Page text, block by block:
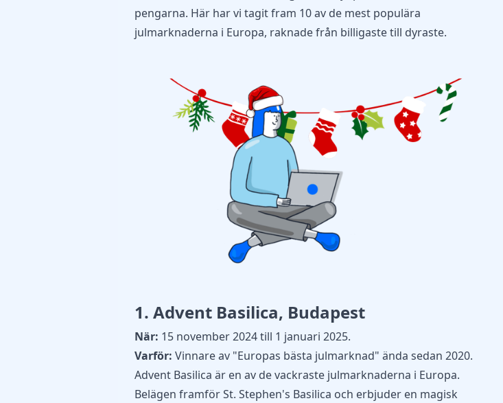
pengarna. Här har vi tagit fram 10 av de mest populära
julmarknaderna i Europa, raknade från billigaste till dyraste.
1. Advent Basilica, Budapest
När: 15 november 2024 till 1 januari 2025.
Varför: Vinnare av "Europas bästa julmarknad" ända sedan 2020.
Advent Basilica är en av de vackraste julmarknaderna i Europa.
Belägen framför St. Stephen's Basilica och erbjuder en magisk